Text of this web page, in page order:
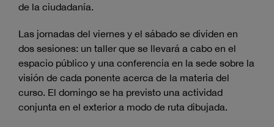
de la ciudadanía.
Las jornadas del viernes y el sábado se dividen en
dos sesiones: un taller que se llevará a cabo en el
espacio público y una conferencia en la sede sobre la
visión de cada ponente acerca de la materia del
curso. El domingo se ha previsto una actividad
conjunta en el exterior a modo de ruta dibujada.